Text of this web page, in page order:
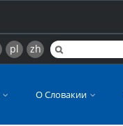
pl zh
О Словакии